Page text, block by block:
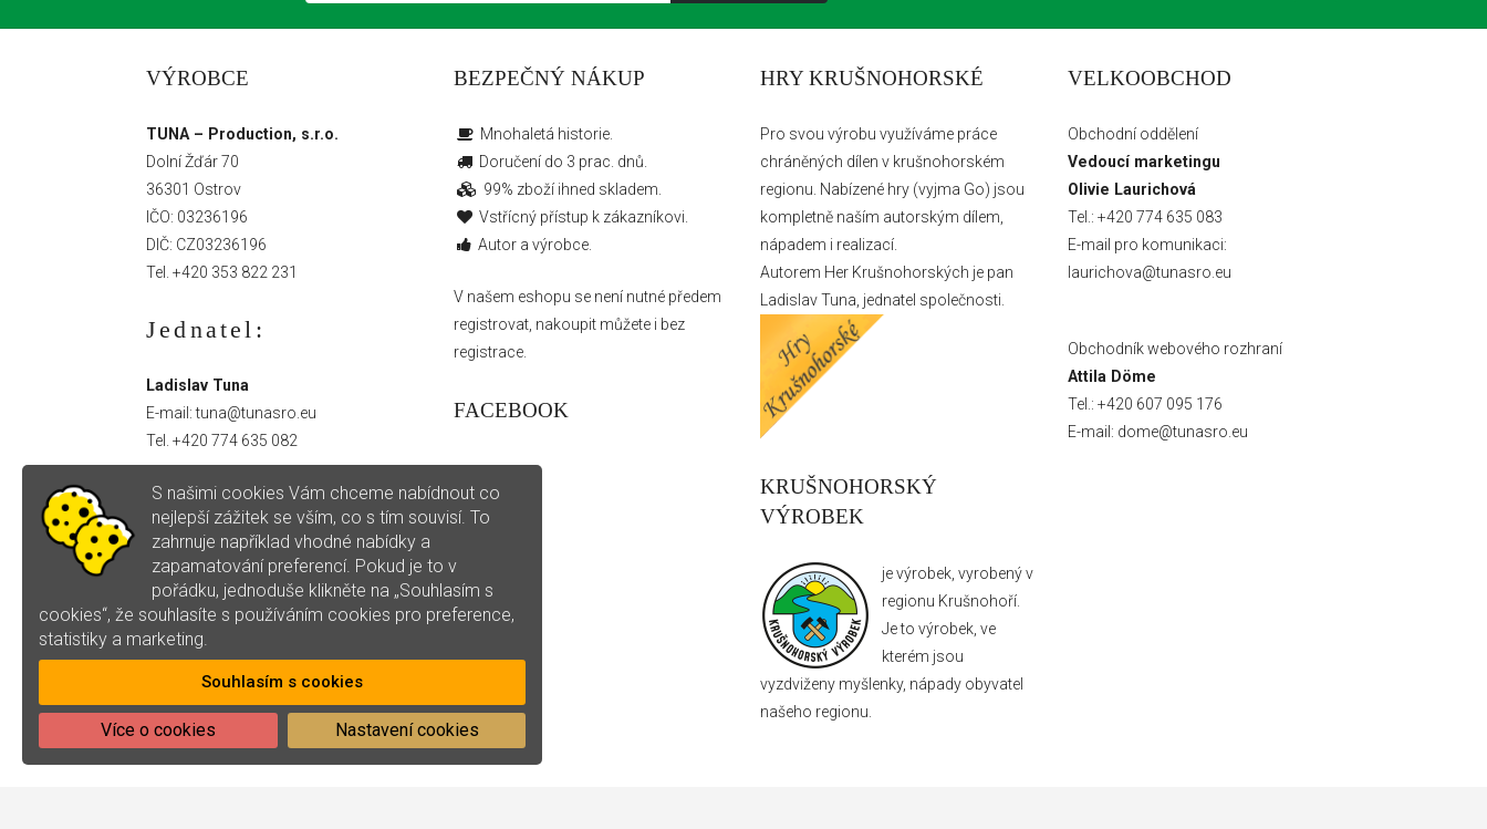
S našimi cookies Vám chceme nabídnout co
nejlepší zážitek se vším, co s tím souvisí. To
zahrnuje například vhodné nabídky a
zapamatování preferencí. Pokud je to v
pořádku, jednoduše klikněte na „Souhlasím s
cookies“, že souhlasíte s používáním cookies pro preference,
statistiky a marketing.
Souhlasím s cookies
Nastavení cookies
Více o cookies
VÝROBCE
TUNA – Production, s.r.o.
Dolní Žďár 70
36301 Ostrov
IČO: 03236196
DIČ: CZ03236196
Tel. +420 353 822 231
Jednatel:
Ladislav Tuna
E-mail:tuna@tunasro.eu
Tel. +420 774 635 082
BEZPEČNÝ NÁKUP
Mnohaletá historie.
Doručení do 3 prac. dnů.
99% zboží ihned skladem.
Vstřícný přístup k zákazníkovi.
Autor a výrobce.
V našem eshopu se není nutné předem
registrovat, nakoupit můžete i bez
registrace.
FACEBOOK
HRY KRUŠNOHORSKÉ
Pro svou výrobu využíváme práce
chráněných dílen v krušnohorském
regionu. Nabízené hry (vyjma Go) jsou
kompletně naším autorským dílem,
nápadem i realizací.
Autorem Her Krušnohorských je pan
Ladislav Tuna, jednatel společnosti.
KRUŠNOHORSKÝ
VÝROBEK
je výrobek, vyrobený v
regionu Krušnohoří.
Je to výrobek, ve
kterém jsou
vyzdviženy myšlenky, nápady obyvatel
našeho regionu.
VELKOOBCHOD
Obchodní oddělení
Vedoucí marketingu
Olivie Laurichová
Tel.: +420 774 635 083
E-mail pro komunikaci:
laurichova@tunasro.eu
Obchodník webového rozhraní
Attila Döme
Tel.: +420 607 095 176
E-mail: dome@tunasro.eu